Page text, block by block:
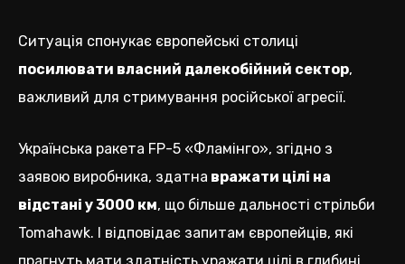
Ситуація спонукає європейські столиці
посилювати власний далекобійний сектор,
важливий для стримування російської агресії.
Українська ракета FP-5 «Фламінго», згідно з
заявою виробника, здатна вражати цілі на
відстані у 3000 км, що більше дальності стрільби
Tomahawk. І відповідає запитам європейців, які